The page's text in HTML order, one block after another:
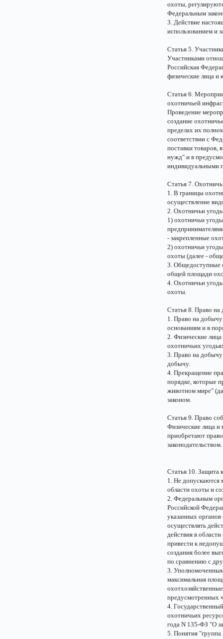
охоты,
Федеральным
3. Действие
использованием и
Статья 5.
Участниками
Российская
физические лица и
Статья 6.
охотничьей
Проведение
создание
пределах их
соответствии с
поставки товаров,
нужд" и в
индивидуальными
Статья 7.
1. В границы
осуществление
2. Охотничьи
1) охотничьи
- закрепленные
2) охотничьи
охоты (далее -
3. Общедоступные
общей площади
4. Охотничьи
охоты.
Статья 8. Право
1. Право на
основаниям и в
2. Физические
охотничьих
3. Право на добычу
добычу.
4. Прекращение
порядке, которые
животном мире"
законом.
Статья 9. Право
Физические лица
приобретают
законодательством.
Статья 10. Защита
1. Не допускаются
области охоты и
2. Федеральным
Российской
указанных
осуществлять
действия в
привести к
создания более
по сравнению с
3. Уполномоченным
максимальная
предусмотренных
4.
охотничьих
года N 135-ФЗ "О
5. Понятия "группа